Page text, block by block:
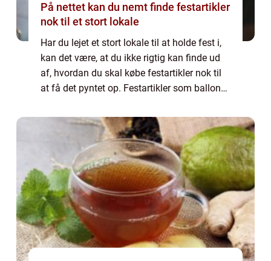
På nettet kan du nemt finde festartikler
nok til et stort lokale
Har du lejet et stort lokale til at holde fest i,
kan det være, at du ikke rigtig kan finde ud
af, hvordan du skal købe festartikler nok til
at få det pyntet op. Festartikler som balloner,